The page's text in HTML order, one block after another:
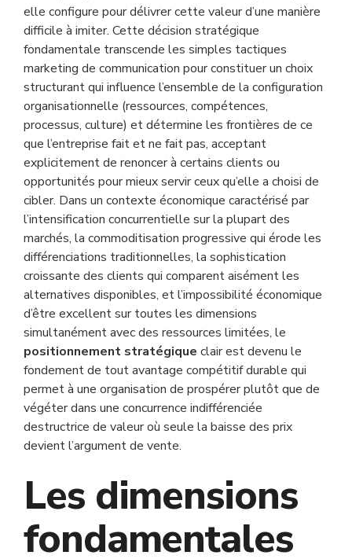
elle configure pour délivrer cette valeur d’une manière
difficile à imiter. Cette décision stratégique
fondamentale transcende les simples tactiques
marketing de communication pour constituer un choix
structurant qui influence l’ensemble de la configuration
organisationnelle (ressources, compétences,
processus, culture) et détermine les frontières de ce
que l’entreprise fait et ne fait pas, acceptant
explicitement de renoncer à certains clients ou
opportunités pour mieux servir ceux qu’elle a choisi de
cibler. Dans un contexte économique caractérisé par
l’intensification concurrentielle sur la plupart des
marchés, la commoditisation progressive qui érode les
différenciations traditionnelles, la sophistication
croissante des clients qui comparent aisément les
alternatives disponibles, et l’impossibilité économique
d’être excellent sur toutes les dimensions
simultanément avec des ressources limitées, le
positionnement stratégique clair est devenu le
fondement de tout avantage compétitif durable qui
permet à une organisation de prospérer plutôt que de
végéter dans une concurrence indifférenciée
destructrice de valeur où seule la baisse des prix
devient l’argument de vente.
Les dimensions
fondamentales